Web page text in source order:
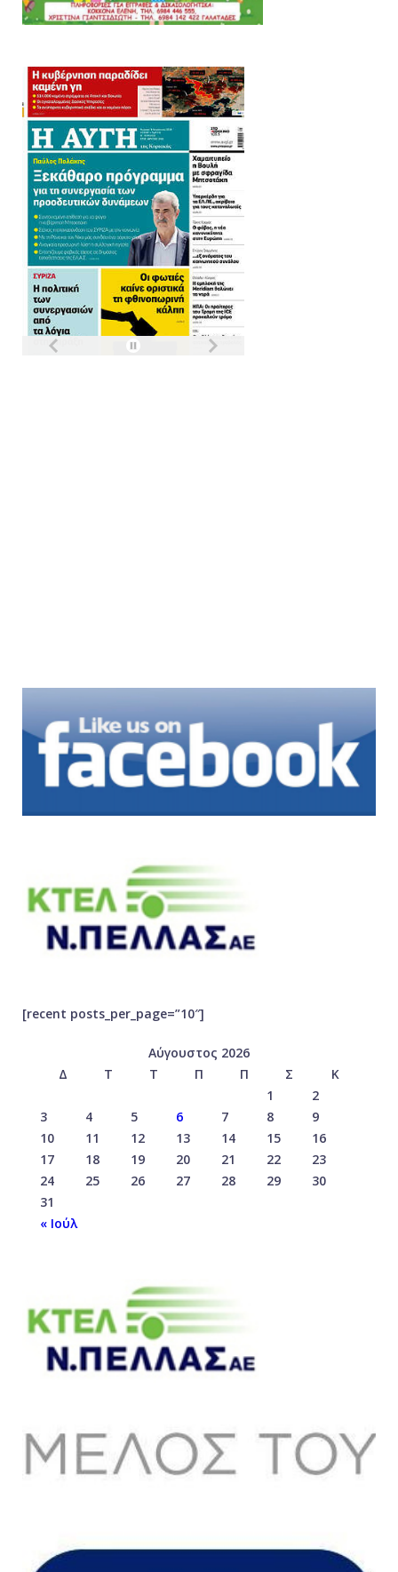
[recent posts_per_page=”10″]
Αύγουστος 2026
Δ
Τ Τ Π Π Σ
Κ
1
2
3
4 5 6 7 8
9
10
11 12 13 14 15
16
17
18 19 20 21 22
23
24
25 26 27 28 29
30
31
« Ιούλ